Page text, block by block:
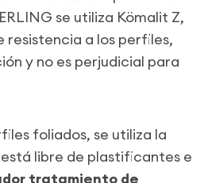
se utiliza Kömalit Z,
resistencia a los perfiles,
y no es perjudicial para
foliados, se utiliza la
libre de plastificantes e
tratamiento de